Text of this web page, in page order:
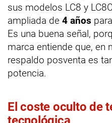
sus modelos LC8 y
ampliada de 4 años
Es una buena señal,
marca entiende que, en
respaldo posventa es
potencia.
El coste oculto de